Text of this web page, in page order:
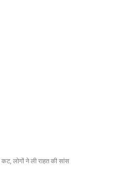
लोगों ने ली राहत की सांस